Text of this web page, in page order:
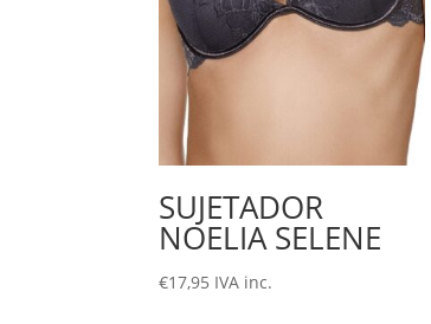
SUJETADOR
NOELIA SELENE
€17,95 IVA inc.